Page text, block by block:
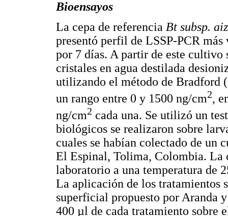
Bioensayos
La cepa de referencia Bt subsp.
presentó perfil de LSSP-PCR
por 7 días. A partir de este cultivo
cristales en agua destilada
utilizando el método de Bradford
un rango entre 0 y 1500 ng/cm2,
ng/cm2 cada una. Se utilizó un
biológicos se realizaron sobre
cuales se habían colectado de
El Espinal, Tolima, Colombia. La
laboratorio a una temperatura de
La aplicación de los tratamientos
superficial propuesto por Aranda
400 µl de cada tratamiento sobre